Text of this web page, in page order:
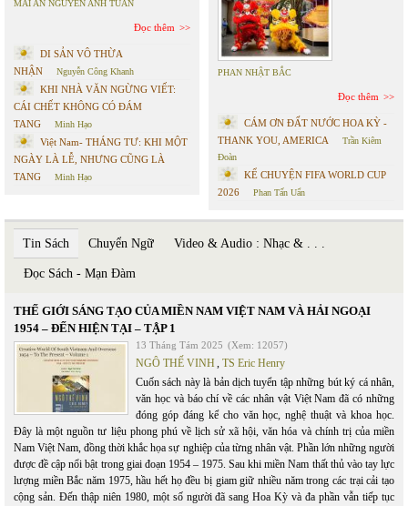
MAI AN NGUYỄN ANH TUẤN
Đọc thêm
DI SẢN VÔ THỪA
NHẬN
Nguyễn Công Khanh
KHI NHÀ VĂN NGỪNG VIẾT:
CÁI CHẾT KHÔNG CÓ ĐÁM
TANG
Minh Hạo
Việt Nam- THÁNG TƯ: KHI MỘT
NGÀY LÀ LỄ, NHƯNG CŨNG LÀ
TANG
Minh Hạo
PHAN NHẬT BẮC
Đọc thêm
CÁM ƠN ĐẤT NƯỚC HOA KỲ -
THANK YOU, AMERICA
Trần Kiêm
Đoàn
KỂ CHUYỆN FIFA WORLD CUP
2026
Phan Tấn Uẩn
Tin Sách Chuyển Ngữ Video & Audio : Nhạc & . . .
Đọc Sách - Mạn Đàm
THẾ GIỚI SÁNG TẠO CỦA MIỀN NAM VIỆT NAM VÀ HẢI NGOẠI
1954 – ĐẾN HIỆN TẠI – TẬP 1
13 Tháng Tám 2025 (Xem: 12057)
NGÔ THẾ VINH, TS Eric Henry
Cuốn sách này là bản dịch tuyển tập những bút ký cá nhân,
văn học và báo chí về các nhân vật Việt Nam đã có những
đóng góp đáng kể cho văn học, nghệ thuật và khoa học.
Đây là một nguồn tư liệu phong phú về lịch sử xã hội, văn hóa và chính trị của miền
Nam Việt Nam, đồng thời khắc họa sự nghiệp của từng nhân vật. Phần lớn những người
được đề cập nổi bật trong giai đoạn 1954 – 1975. Sau khi miền Nam thất thủ vào tay lực
lượng miền Bắc năm 1975, hầu hết họ đều bị giam giữ nhiều năm trong các trại cải tạo
cộng sản. Đến thập niên 1980, một số người đã sang Hoa Kỳ và đa phần vẫn tiếp tục